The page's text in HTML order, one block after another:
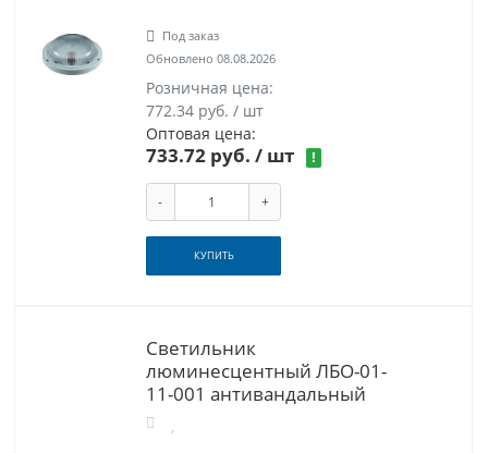
Под заказ
Обновлено 08.08.2026
Розничная цена:
772.34 руб. / шт
Оптовая цена:
733.72 руб. / шт !
- +
КУПИТЬ
Светильник
люминесцентный ЛБО-01-
11-001 антивандальный